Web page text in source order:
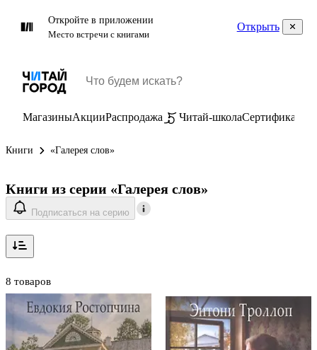
Откройте в приложении
Место встречи с книгами
Открыть
МагазиныАкцииРаспродажа Читай-школаСертификаты
Книги «Галерея слов»
Книги из серии «Галерея слов»
Подписаться на серию
8 товаров